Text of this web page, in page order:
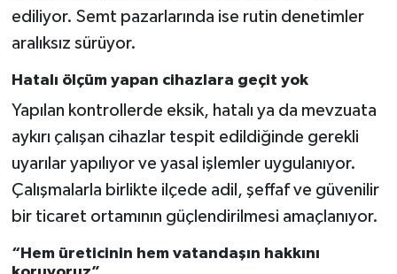
ediliyor. Semt pazarlarında ise rutin denetimler
aralıksız sürüyor.
Hatalı ölçüm yapan cihazlara geçit yok
Yapılan kontrollerde eksik, hatalı ya da mevzuata
aykırı çalışan cihazlar tespit edildiğinde gerekli
uyarılar yapılıyor ve yasal işlemler uygulanıyor.
Çalışmalarla birlikte ilçede adil, şeffaf ve güvenilir
bir ticaret ortamının güçlendirilmesi amaçlanıyor.
“Hem üreticinin hem vatandaşın hakkını